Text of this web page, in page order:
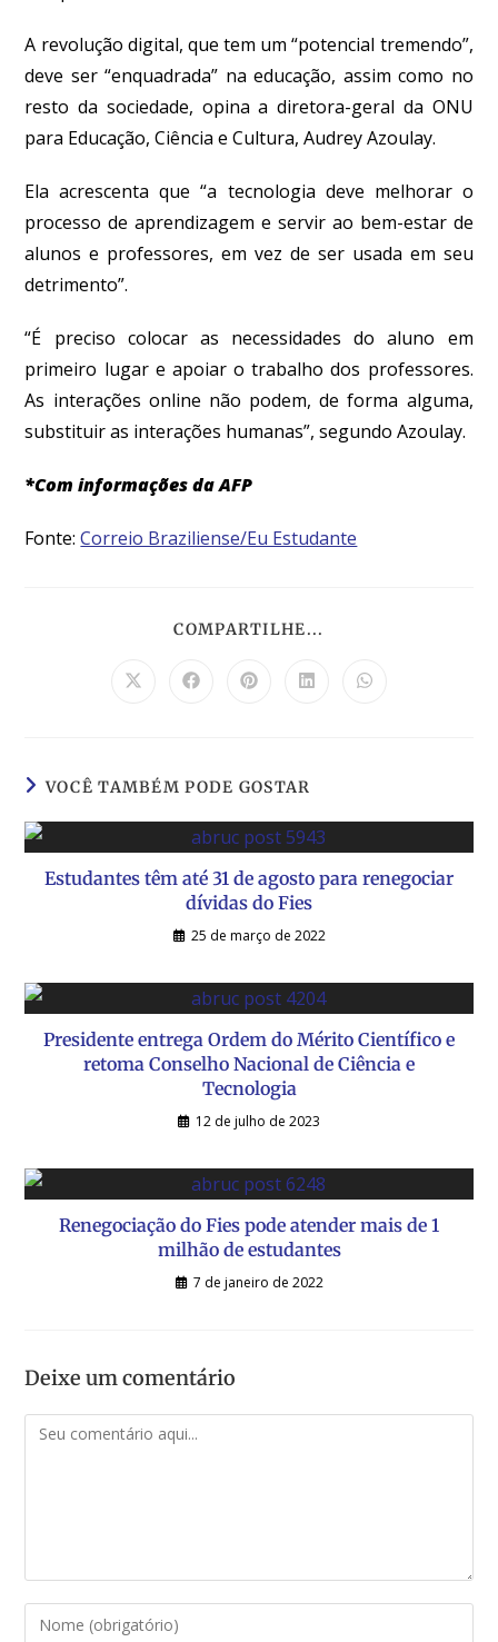
A revolução digital, que tem um “potencial tremendo”,
deve ser “enquadrada” na educação, assim como no
resto da sociedade, opina a diretora-geral da ONU
para Educação, Ciência e Cultura, Audrey Azoulay.
Ela acrescenta que “a tecnologia deve melhorar o
processo de aprendizagem e servir ao bem-estar de
alunos e professores, em vez de ser usada em seu
detrimento”.
“É preciso colocar as necessidades do aluno em
primeiro lugar e apoiar o trabalho dos professores.
As interações online não podem, de forma alguma,
substituir as interações humanas”, segundo Azoulay.
*Com informações da AFP
Fonte:Correio Braziliense/Eu Estudante
COMPARTILHE...
VOCÊ TAMBÉM PODE GOSTAR
Estudantes têm até 31 de agosto para renegociar
dívidas do Fies
25 de março de 2022
Presidente entrega Ordem do Mérito Científico e
retoma Conselho Nacional de Ciência e
Tecnologia
12 de julho de 2023
Renegociação do Fies pode atender mais de 1
milhão de estudantes
7 de janeiro de 2022
Deixe um comentário